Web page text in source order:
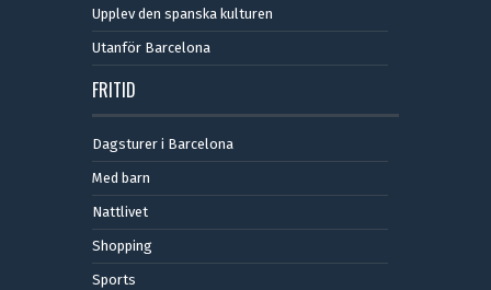
Upplev den spanska kulturen
Utanför Barcelona
FRITID
Dagsturer i Barcelona
Med barn
Nattlivet
Shopping
Sports